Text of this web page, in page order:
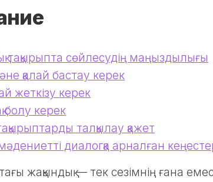
тақырыпта сөйлесудің маңыздылығы
қалай бастау керек
жеткізу керек
болу керек
талқылау қажет
диалогқа арналған
жақындық — тек сезімнің ғана